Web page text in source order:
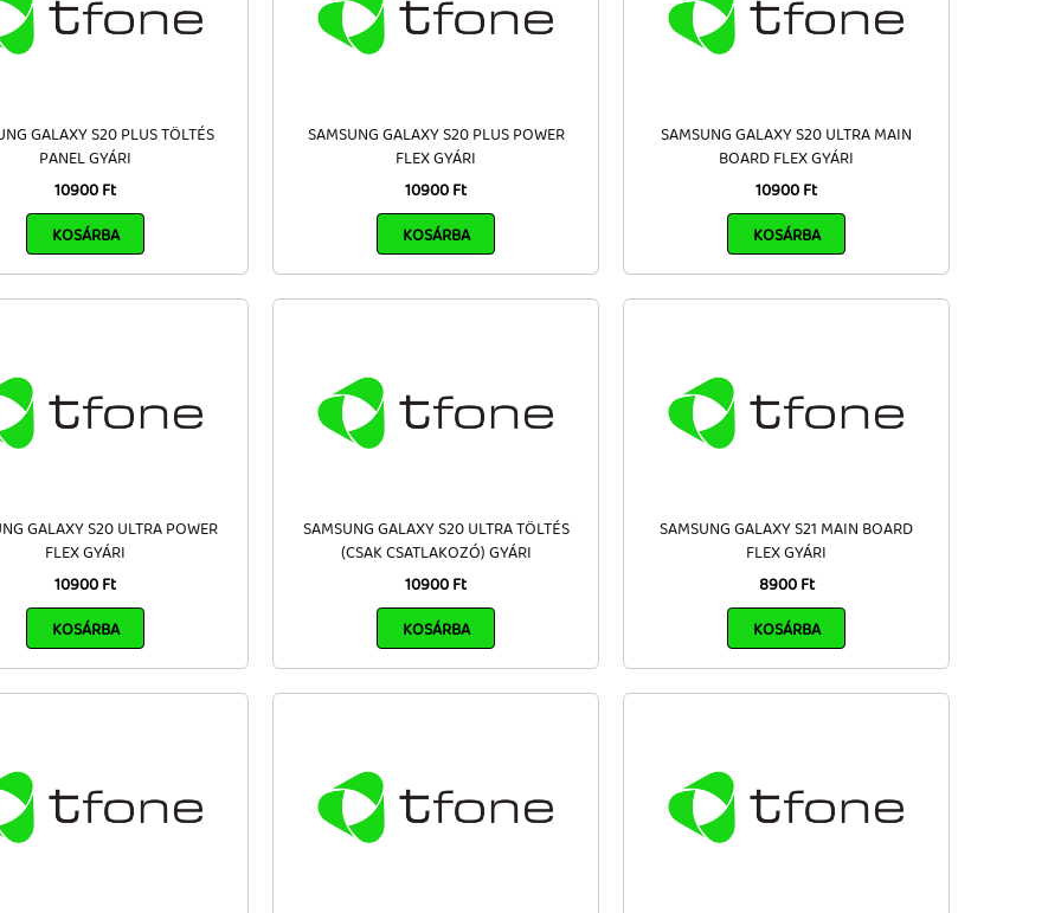
GALAXY S20 PLUS TÖLTÉS
PANEL GYÁRI
10900 Ft
KOSÁRBA
SAMSUNG GALAXY S20 PLUS POWER
FLEX GYÁRI
10900 Ft
KOSÁRBA
SAMSUNG GALAXY S20 ULTRA MAIN
BOARD FLEX GYÁRI
10900 Ft
KOSÁRBA
GALAXY S20 ULTRA POWER
FLEX GYÁRI
10900 Ft
KOSÁRBA
SAMSUNG GALAXY S20 ULTRA TÖLTÉS
(CSAK CSATLAKOZÓ) GYÁRI
10900 Ft
KOSÁRBA
SAMSUNG GALAXY S21 MAIN BOARD
FLEX GYÁRI
8900 Ft
KOSÁRBA